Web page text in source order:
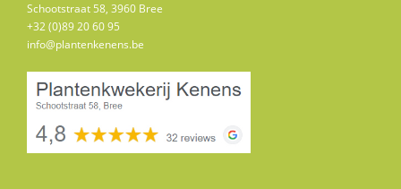
Schootstraat 58, 3960 Bree
+32 (0)89 20 60 95
info@plantenkenens.be